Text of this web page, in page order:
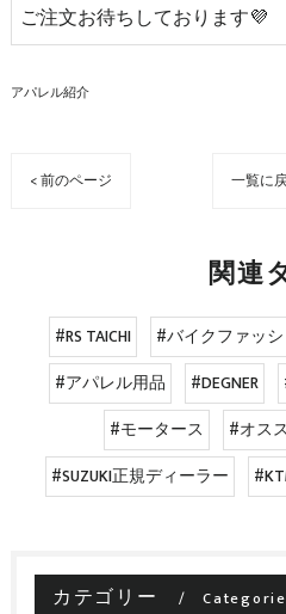
ご注文お待ちしております💜
アパレル紹介
< 前のページ 一覧に
関連
#RS TAICHI #バイクファッ
#アパレル用品
#DEGNER
#モータース
#オス
#SUZUKI正規ディーラー
カテゴリー